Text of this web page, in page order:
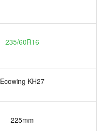
235/60R16
Ecowing KH27
225mm